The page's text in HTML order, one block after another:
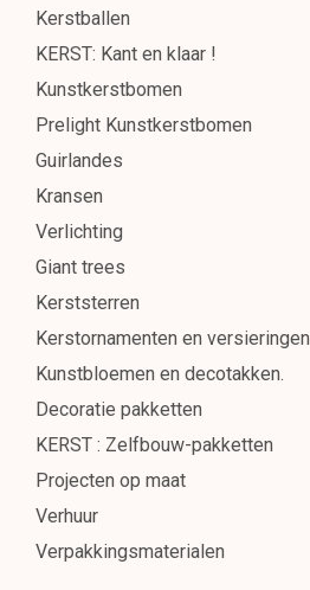
Kerstballen
KERST: Kant en klaar !
Kunstkerstbomen
Prelight Kunstkerstbomen
Guirlandes
Kransen
Verlichting
Giant trees
Kerststerren
Kerstornamenten en versieringen
Kunstbloemen en decotakken.
Decoratie pakketten
KERST : Zelfbouw-pakketten
Projecten op maat
Verhuur
Verpakkingsmaterialen